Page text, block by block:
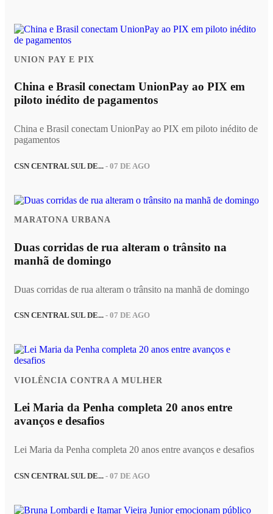
UNION PAY E PIX
China e Brasil conectam UnionPay ao PIX em
piloto inédito de pagamentos
China e Brasil conectam UnionPay ao PIX em piloto inédito de
pagamentos
CSN CENTRAL SUL DE... - 07 DE AGO
MARATONA URBANA
Duas corridas de rua alteram o trânsito na
manhã de domingo
Duas corridas de rua alteram o trânsito na manhã de domingo
CSN CENTRAL SUL DE... - 07 DE AGO
VIOLÊNCIA CONTRA A MULHER
Lei Maria da Penha completa 20 anos entre
avanços e desafios
Lei Maria da Penha completa 20 anos entre avanços e desafios
CSN CENTRAL SUL DE... - 07 DE AGO